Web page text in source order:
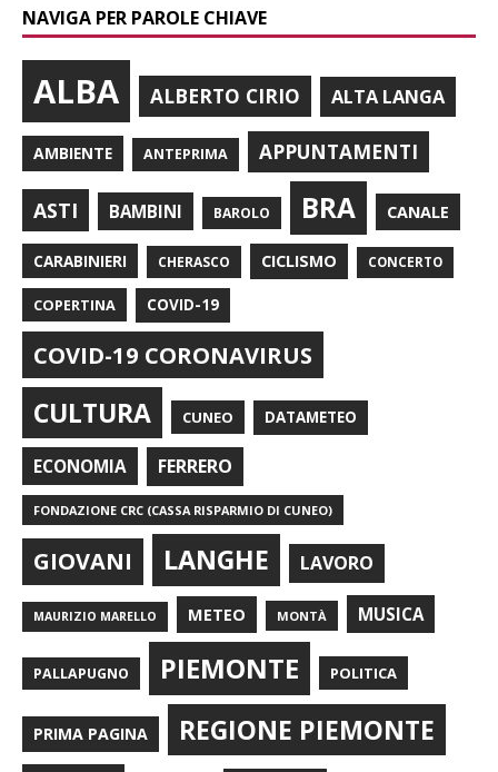
NAVIGA PER PAROLE CHIAVE
ALBA ALBERTO CIRIO ALTA LANGA
AMBIENTE ANTEPRIMA APPUNTAMENTI
ASTI BAMBINI BAROLO BRA CANALE
CARABINIERI CHERASCO CICLISMO CONCERTO
COPERTINA COVID-19
COVID-19 CORONAVIRUS
CULTURA CUNEO DATAMETEO
ECONOMIA FERRERO
FONDAZIONE CRC (CASSA RISPARMIO DI CUNEO)
GIOVANI LANGHE LAVORO
MAURIZIO MARELLO METEO MONTÀ MUSICA
PALLAPUGNO PIEMONTE POLITICA
PRIMA PAGINA REGIONE PIEMONTE